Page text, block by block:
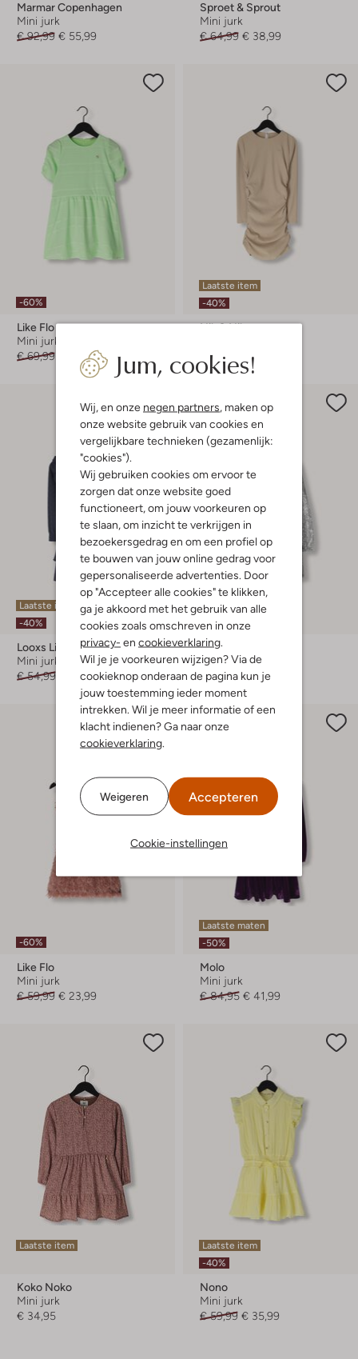
Jum, cookies!
Wij, en onze negen partners, maken op
onze website gebruik van cookies en
vergelijkbare technieken (gezamenlijk:
"cookies").
Wij gebruiken cookies om ervoor te
zorgen dat onze website goed
functioneert, om jouw voorkeuren op
te slaan, om inzicht te verkrijgen in
bezoekersgedrag en om een profiel op
te bouwen van jouw online gedrag voor
gepersonaliseerde advertenties. Door
op "Accepteer alle cookies" te klikken,
ga je akkoord met het gebruik van alle
cookies zoals omschreven in onze
privacy- en cookieverklaring.
Wil je je voorkeuren wijzigen? Via de
cookieknop onderaan de pagina kun je
jouw toestemming ieder moment
intrekken. Wil je meer informatie of een
klacht indienen? Ga naar onze
cookieverklaring.
Weigeren Accepteren
Cookie-instellingen
Marmar Copenhagen
Mini jurk
€ 92,99 € 55,99
Sproet & Sprout
Mini jurk
€ 64,99 € 38,99
-60%
Like Flo
Mini jurk
€ 69,99
€ 27,99
Laatste item
-40%
Nik & Nik
€ 81,99
€ 48,99
Laatste item
-40%
Looxs Little
Mini jurk
€ 54,99
€ 32,99
Laatste maten
-40%
Nik & Nik
Mini jurk
€ 96,95 € 57,99
-60%
Like Flo
Mini jurk
€ 59,99 € 23,99
Laatste maten
-50%
Molo
Mini jurk
€ 84,95 € 41,99
Laatste item
Koko Noko
Mini jurk
€ 34,95
Laatste item
-40%
Nono
Mini jurk
€ 59,99 € 35,99